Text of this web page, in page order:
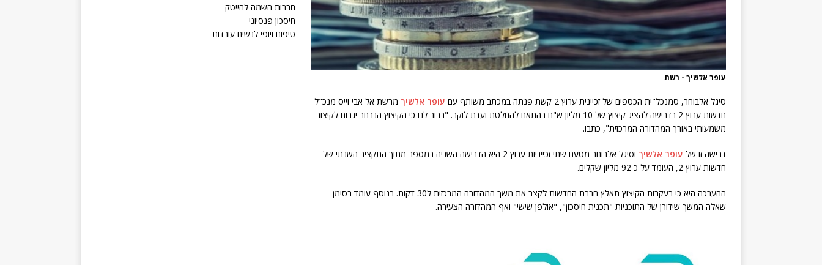
עופר אלשיך - רשת
סיגל אלבוחר, סמנכל"ית הכספים של זכיינית ערוץ 2 קשת פנתה במכתב משותף עם עופר אלשיך מרשת אל אבי וייס מנכ"ל
חדשות ערוץ 2 בדרישה להציג קיצוץ של 10 מליון ש"ח בהתאם להחלטת ועדת לוקר. "ברור לנו כי הקיצוץ הנרחב יגרום לקיצור
משמעותי באורך המהדורה המרכזית", כתבו.
דרישה זו של עופר אלשיך
וסיגל אלבוחר מטעם שתי זכייניות ערוץ 2 היא הדרישה השניה במספר מתוך התקציב השנתי של
חדשות ערוץ 2, העומד על כ 92 מליון שקלים.
ההערכה היא כי בעקבות הקיצוץ תאלץ חברת החדשות לקצר את משך המהדורה המרכזית ל30 דקות. בנוסף עומד בסימן
שאלה המשך שידורן של התוכניות "תכנית חיסכון", "אולפן שישי" ואף המהדורה הצעירה.
חברות השמה להייטק
חיסכון פנסיוני
טיפוח ויופי לנשים עובדות